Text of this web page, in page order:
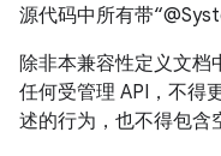
源代码中所有带
除非本兼容性定义文档
任何受管理 API，不得
述的行为，也不得包含